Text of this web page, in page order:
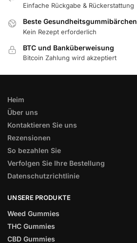
Einfache Rückgabe & Rückerstattung
Beste Gesundheitsgummibärchen
Kein Rezept erforderlich
BTC und Banküberweisung
Bitcoin Zahlung wird akzeptiert
Heim
Über uns
Kontaktieren Sie uns
Rezensionen
So bezahlen Sie
Verfolgen Sie Ihre Bestellung
Datenschutzrichtlinie
UNSERE PRODUKTE
Weed Gummies
THC Gummies
CBD Gummies